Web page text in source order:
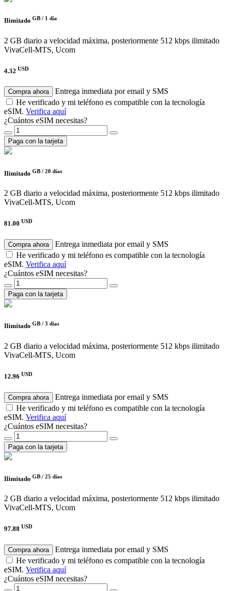
Ilimitado GB / 1 día
2 GB diario a velocidad máxima, posteriormente 512 kbps ilimitado
VivaCell-MTS, Ucom
4.32 USD
Compra ahora
Entrega inmediata por email y SMS
He verificado y mi teléfono es compatible con la tecnología
eSIM. Verifica aquí
¿Cuántos eSIM necesitas?
Paga con la tarjeta
Ilimitado GB / 20 días
2 GB diario a velocidad máxima, posteriormente 512 kbps ilimitado
VivaCell-MTS, Ucom
81.00 USD
Compra ahora
Entrega inmediata por email y SMS
He verificado y mi teléfono es compatible con la tecnología
eSIM. Verifica aquí
¿Cuántos eSIM necesitas?
Paga con la tarjeta
Ilimitado GB / 3 días
2 GB diario a velocidad máxima, posteriormente 512 kbps ilimitado
VivaCell-MTS, Ucom
12.96 USD
Compra ahora
Entrega inmediata por email y SMS
He verificado y mi teléfono es compatible con la tecnología
eSIM. Verifica aquí
¿Cuántos eSIM necesitas?
Paga con la tarjeta
Ilimitado GB / 25 días
2 GB diario a velocidad máxima, posteriormente 512 kbps ilimitado
VivaCell-MTS, Ucom
97.88 USD
Compra ahora
Entrega inmediata por email y SMS
He verificado y mi teléfono es compatible con la tecnología
eSIM. Verifica aquí
¿Cuántos eSIM necesitas?